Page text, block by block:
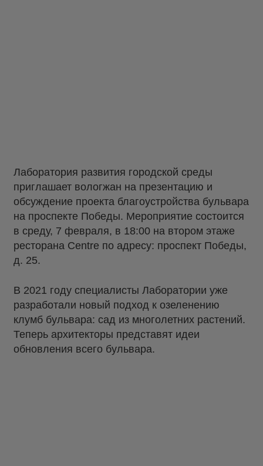
Лаборатория развития городской среды
приглашает вологжан на презентацию и
обсуждение проекта благоустройства бульвара
на проспекте Победы. Мероприятие состоится
в среду, 7 февраля, в 18:00 на втором этаже
ресторана Centre по адресу: проспект Победы,
д. 25.
В 2021 году специалисты Лаборатории уже
разработали новый подход к озеленению
клумб бульвара: сад из многолетних растений.
Теперь архитекторы представят идеи
обновления всего бульвара.